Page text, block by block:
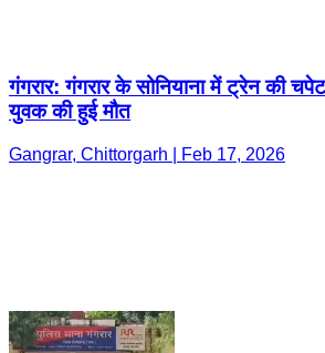
गंगरार: गंगरार के सोनियाना में ट्रेन की
युवक की हुई मौत
Gangrar, Chittorgarh | Feb 17, 2026